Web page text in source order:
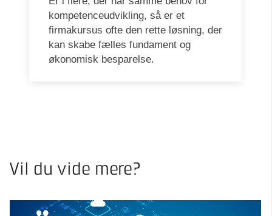
kompetenceudvikling, så er et
firmakursus ofte den rette løsning, der
kan skabe fælles fundament og
økonomisk besparelse.
Vil du vide mere?